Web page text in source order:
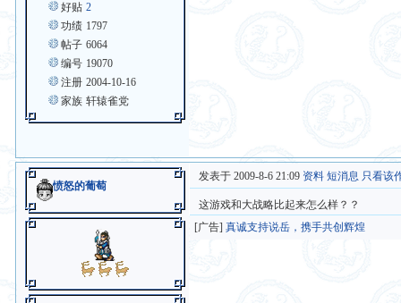
好贴 2
功绩 1797
帖子 6064
编号 19070
注册 2004-10-16
家族 轩辕雀党
愤怒的葡萄
发表于 2009-8-6 21:09 资料 短消息 只看该
这游戏和大战略比起来怎么样？？
[广告]真诚支持说岳，携手共创辉煌